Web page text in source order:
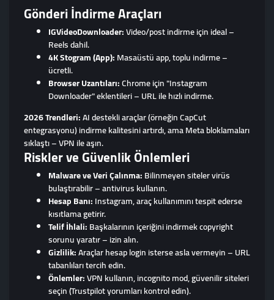
Gönderi İndirme Araçları
IGVideoDownloader:Video/post indirme için ideal –
Reels dahil.
4K Stogram (App):Masaüstü app, toplu indirme –
ücretli.
Browser Uzantıları:Chrome için "Instagram
Downloader" eklentileri – URL ile hızlı indirme.
2026 Trendleri:AI destekli araçlar (örneğin CapCut
entegrasyonu) indirme kalitesini artırdı, ama Meta bloklamaları
sıklaştı – VPN ile aşın.
Riskler ve Güvenlik Önlemleri
Malware ve Veri Çalınma:Bilinmeyen siteler virüs
bulaştırabilir – antivirus kullanın.
Hesap Banı:Instagram, araç kullanımını tespit ederse
kısıtlama getirir.
Telif İhlali:Başkalarının içeriğini indirmek copyright
sorunu yaratır – izin alın.
Gizlilik:Araçlar hesap login isterse asla vermeyin – URL
tabanlıları tercih edin.
Önlemler:VPN kullanın, incognito mod, güvenilir siteleri
seçin (Trustpilot yorumları kontrol edin).